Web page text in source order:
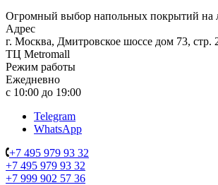
Огромный выбор напольных покрытий на
Адрес
г. Москва, Дмитровское шоссе дом 73, стр.
ТЦ Metromall
Режим работы
Ежедневно
с 10:00 до 19:00
Telegram
WhatsApp
+7 495 979 93 32
+7 495 979 93 32
+7 999 902 57 36